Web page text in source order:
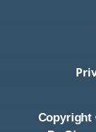
Copyright